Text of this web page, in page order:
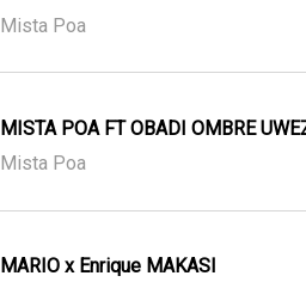
Mista Poa
MISTA POA FT OBADI OMBRE
Mista Poa
MARIO x Enrique MAKASI